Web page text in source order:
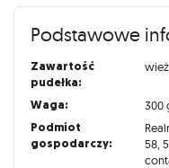
Podstawowe
Zawartość
pudełka:
Waga: 300
Podmiot
gospodarczy:
58,